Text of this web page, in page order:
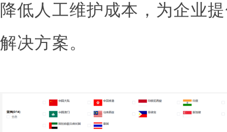
降低人工维护成本，为企业
解决方案。